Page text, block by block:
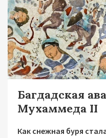
Багдадская
Мухаммеда II
Как снежная буря